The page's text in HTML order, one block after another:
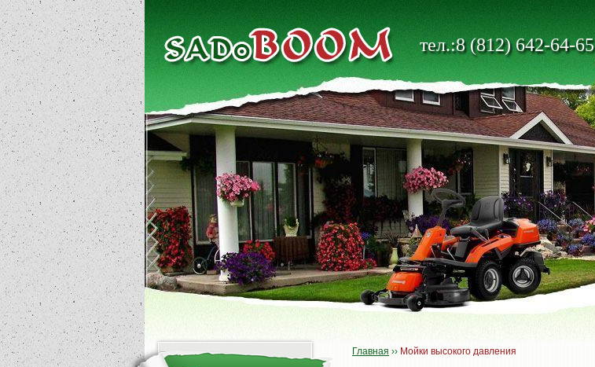
тел.:8 (812) 642-64-65
Главная ›› Мойки высокого давления